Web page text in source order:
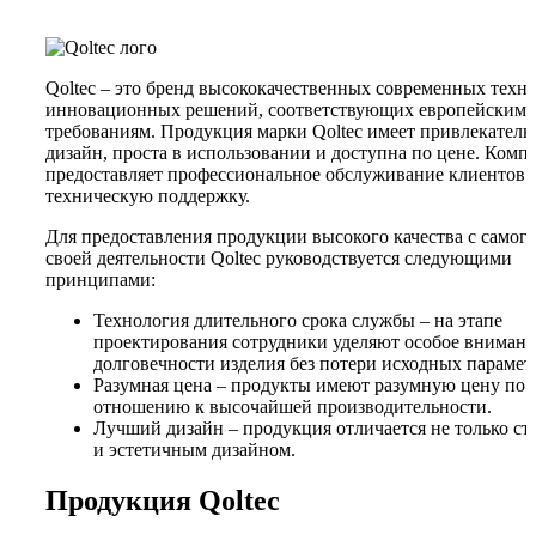
Qoltec – это бренд высококачественных современных
инновационных решений, соответствующих европейским
требованиям. Продукция марки Qoltec имеет
дизайн, проста в использовании и доступна по цене.
предоставляет профессиональное обслуживание клиентов
техническую поддержку.
Для предоставления продукции высокого качества с
своей деятельности Qoltec руководствуется следующими
принципами:
Технология длительного срока службы – на этапе
проектирования сотрудники уделяют особое
долговечности изделия без потери исходных
Разумная цена – продукты имеют разумную цену по
отношению к высочайшей производительности.
Лучший дизайн – продукция отличается не только
и эстетичным дизайном.
Продукция Qoltec